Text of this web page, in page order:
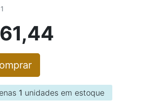
1 unidades em estoque